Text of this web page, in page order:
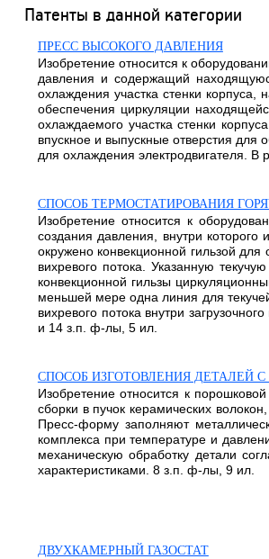
Патенты в данной категории
ПРЕСС ВЫСОКОГО ДАВЛЕНИЯ
Изобретение относится к
давления и содержащий
охлаждения участка стенки
обеспечения циркуляции
охлаждаемого участка стенки
впускное и выпускные отверстия для
для охлаждения электродвигателя. В
СПОСОБ ТЕРМОСТАТИРОВАНИЯ
Изобретение относится к
создания давления, внутри которого
окружено конвекционной гильзой
вихревого потока. Указанную
конвекционной гильзы
меньшей мере одна линия для
вихревого потока внутри
и 14 з.п. ф-лы, 5 ил.
СПОСОБ ИЗГОТОВЛЕНИЯ ДЕТАЛЕЙ
Изобретение относится к
сборки в пучок керамических
Пресс-форму заполняют
комплекса при температуре и
механическую обработку детали
характеристиками. 8 з.п. ф-лы, 9 ил.
ДВУХКАМЕРНЫЙ ГАЗОСТАТ